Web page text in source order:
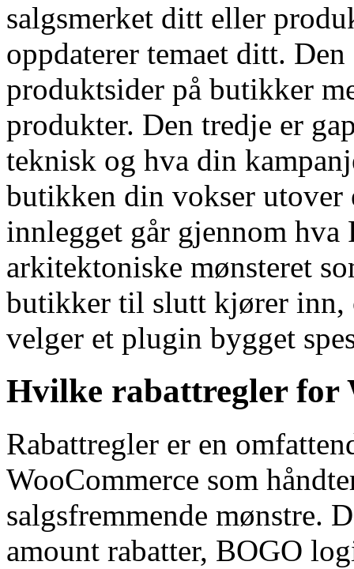
salgsmerket ditt eller
oppdaterer temaet ditt.
produktsider på butikker
produkter. Den tredje er
teknisk og hva din
butikken din vokser utover
innlegget går gjennom hva
arkitektoniske mønsteret
butikker til slutt kjører inn,
velger et plugin bygget
Hvilke rabattregler for
Rabattregler er en
WooCommerce som
salgsfremmende mønstre.
amount rabatter, BOGO